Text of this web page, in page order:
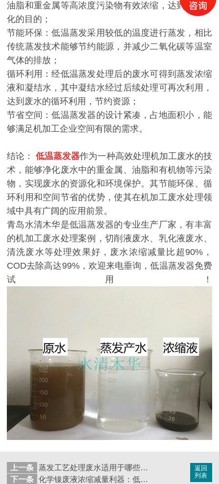
油脂和重金属等高浓度污染物有效浓缩，达到高效净
化的目的；
节能环保：低温蒸发采用较低的温度进行蒸发，相比
传统蒸发技术能够节约能源，并减少二氧化碳等温室
气体的排放；
循环利用：经低温蒸发处理后的废水可得到蒸发浓缩
液和凝结水，其中凝结水经过后续处理可再次利用，
达到废水的循环利用，节约资源；
节省空间：低温蒸发器的设计紧凑，占地面积小，能
够满足机加工企业空间有限的需求。
结论：低温蒸发器作为一种高效处理机加工废水的技
术，能够净化废水中的重金属、油脂和有机物等污染
物，实现废水的资源化和环境保护。其节能环保、循
环利用和空间节省的优势，使其在机加工废水处理领
域中具有广阔的应用前景。
青岛水清木华是低温蒸发器的专业生产厂家，有丰富
的机加工废水处理案例，切削液废水、乳化液废水、
清洗废水等处理效果好，废水浓缩减量比超90%，
COD去除高达99%，欢迎来电垂询，低温蒸发器免费
试用！
返回
列表
上一条
蒸发工艺处理废水适用于哪些情况？
下一条
化学镍废液浓缩减量利器：低温真空蒸发器